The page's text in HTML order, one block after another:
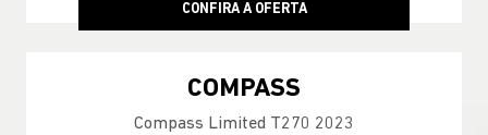
CONFIRA A OFERTA
COMPASS
Compass Limited T270 2023